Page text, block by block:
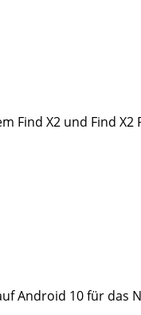
Find X2 und Find
Android 10 für das